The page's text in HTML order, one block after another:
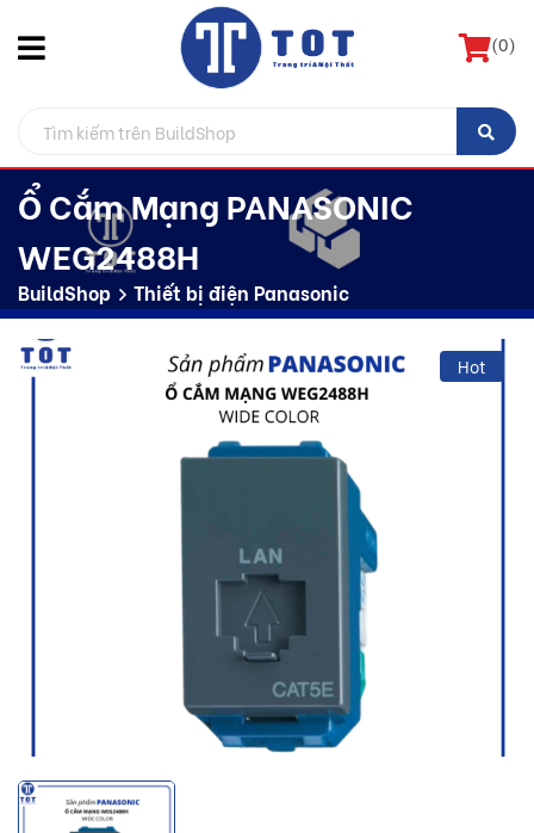
(0)
Ổ Cắm Mạng PANASONIC
WEG2488H
BuildShop Thiết bị điện Panasonic
Hot